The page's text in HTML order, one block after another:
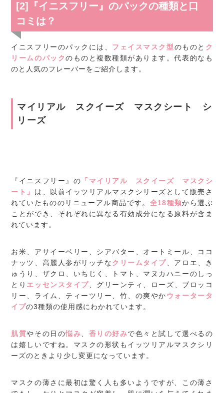
[2]『イニスフリー』のパックの種類と口
コミは？
イニスフリーのパックには、 フェイスマスク型のものと ク
リームのパックのものと複数種類があります。代表的なも
のと人気のフレーバーをご紹介します。
マイリアル スクイーズ マスクシート シ
リーズ
『イニスフリー』の 「マイリアル スクイーズ マスクシ
ート」 は、以前イッツリアルマスクシリーズとして販売さ
れていたもののリニューアル商品です。 全18種類から選ぶ
ことができ、それぞれに異なる有効成分になる原料が含ま
れています。
お米、アサイーベリー、シアバター、オートミール、ココ
ナッツ、高麗人参がリッチなクリームタイプ、アロエ、き
ゅうり、ザクロ、いちじく、トマト、マヌカハニーのしっ
とり エッセンスタイプ、グリーンティ、ローズ、ブロッコ
リー、ライム、ティーツリー、竹、の爽やかウォータータ
イプの3種類の使用感にわかれています。
肌質やその日の悩み、 香りの好みで色々と試して選べるの
は嬉しいですね。マスクの形状もイッツリアルマスクシリ
ーズのときより少し変更になっています。
マスクの薄さに最初は驚く人も多いようですが、この薄さ